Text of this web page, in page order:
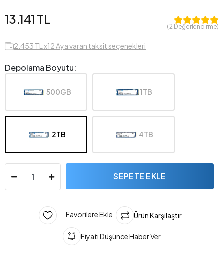
13.141 TL
( 2 Değerlendirme)
2.453 TL x12 Aya varan taksit seçenekleri
Depolama Boyutu:
500GB 1TB
2TB 4TB
SEPETE EKLE
Favorilere Ekle Ürün Karşılaştır
Fiyatı Düşünce Haber Ver